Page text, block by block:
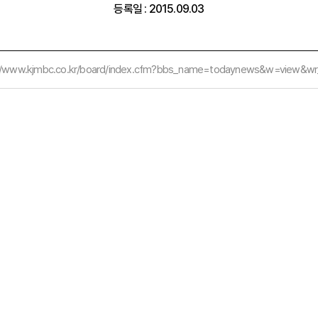
등록일 : 2015.09.03
board/